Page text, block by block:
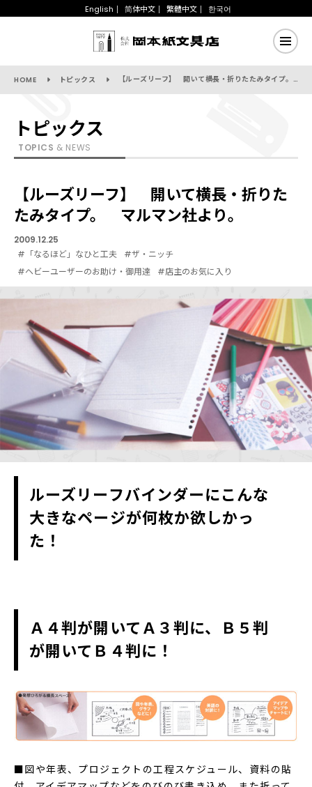
English 简体中文 繁體中文 한국어
HOME トピックス 【ルーズリーフ】 開いて横長・折りたたみタイプ。 マルマン社より。
トピックス
TOPICS & NEWS
【ルーズリーフ】 開いて横長・折りた
たみタイプ。 マルマン社より。
2009.12.25
#「なるほど」なひと工夫
#ザ・ニッチ
#ヘビーユーザーのお助け・御用達
#店主のお気に入り
ルーズリーフバインダーにこんな
大きなページが何枚か欲しかっ
た！
Ａ４判が開いてＡ３判に、Ｂ５判
が開いてＢ４判に！
■図や年表、プロジェクトの工程スケジュール、資料の貼